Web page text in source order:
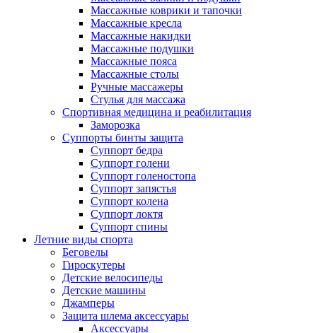
Массажные коврики и тапочки
Массажные кресла
Массажные накидки
Массажные подушки
Массажные пояса
Массажные столы
Ручные массажеры
Стулья для массажа
Спортивная медицина и реабилитация
Заморозка
Суппорты бинты защита
Суппорт бедра
Суппорт голени
Суппорт голеностопа
Суппорт запястья
Суппорт колена
Суппорт локтя
Суппорт спины
Летние виды спорта
Беговелы
Гироскутеры
Детские велосипеды
Детские машины
Джамперы
Защита шлема аксессуары
Аксессуары